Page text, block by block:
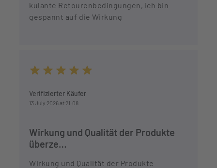
kulante Retourenbedingungen, ich bin
gespannt auf die Wirkung
Verifizierter Käufer
13 July 2026 at 21:08
Wirkung und Qualität der Produkte
überze…
Wirkung und Qualität der Produkte